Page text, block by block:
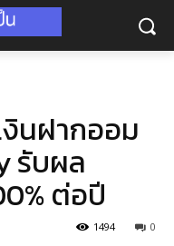
นฝากออม
รับผล
ต่อปี
0
1494